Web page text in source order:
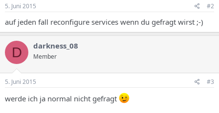
5. Juni 2015 #2
auf jeden fall reconfigure services wenn du gefragt wirst ;-)
D darkness_08
Member
5. Juni 2015 #3
werde ich ja normal nicht gefragt